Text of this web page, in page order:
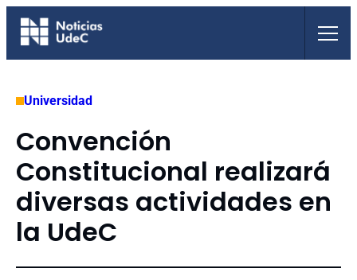
Saltar
Universidad
Convención
Constitucional realizará
diversas actividades en
la UdeC